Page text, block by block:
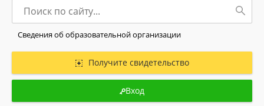
Сведения об образовательной организации
Получите свидетельство
Вход